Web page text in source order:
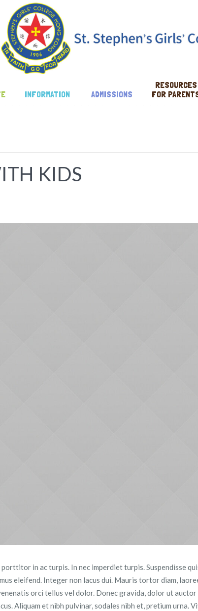
INFORMATION ADMISSIONS
RESOURCES
FOR
KIDS
in ac turpis. In nec imperdiet turpis. Suspendisse
eleifend. Integer non lacus dui. Mauris tortor diam,
orci tellus vel dolor. Donec gravida, dolor ut
Aliquam et nibh pulvinar, sodales nibh et, pretium urna.